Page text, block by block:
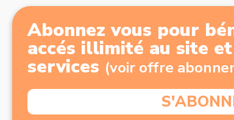
Abonnez vous pour
accés illimité au site
services (voir offre